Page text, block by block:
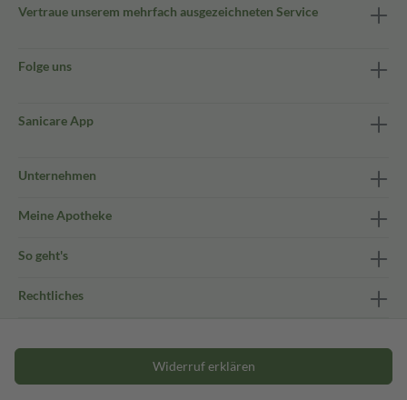
Vertraue unserem mehrfach ausgezeichneten Service
Folge uns
Sanicare App
Unternehmen
Meine Apotheke
So geht's
Rechtliches
Widerruf erklären